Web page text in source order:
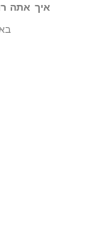
שיווק שותפים
איך אתה